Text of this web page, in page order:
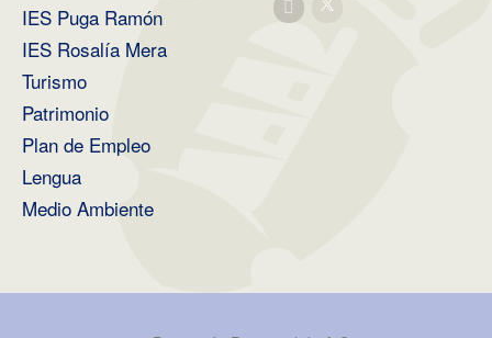
IES Puga Ramón
IES Rosalía Mera
Turismo
Patrimonio
Plan de Empleo
Lengua
Medio Ambiente